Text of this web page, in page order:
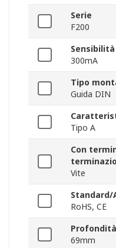
Serie
F200
300mA
Tipo
Guida DIN
Tipo A
Con
Vite
Standard/
RoHS, CE
Profondità
69mm